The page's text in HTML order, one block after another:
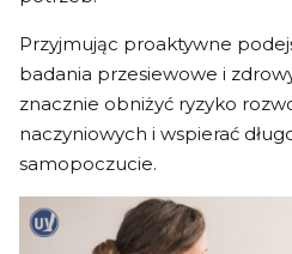
Przyjmując proaktywne
badania przesiewowe i
znacznie obniżyć ryzyko
naczyniowych i wspierać
samopoczucie.